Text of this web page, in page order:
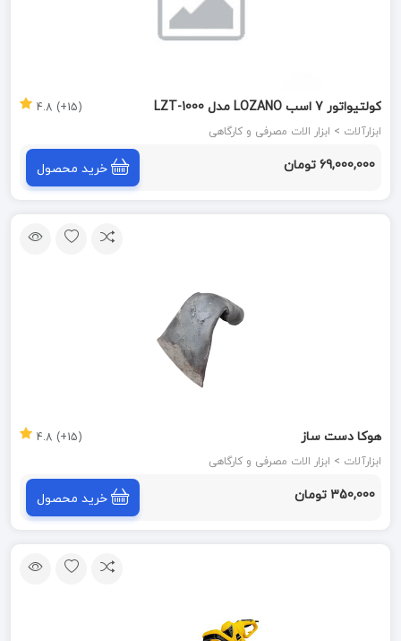
کولتیواتور 7 اسب LOZANO مدل LZT-1000
ابزارآلات > ابزار الات مصرفی و کارگاهی
(15+) 4.8
69,000,000 تومان خرید محصول
هوکا دست ساز
ابزارآلات > ابزار الات مصرفی و کارگاهی
(15+) 4.8
350,000 تومان خرید محصول